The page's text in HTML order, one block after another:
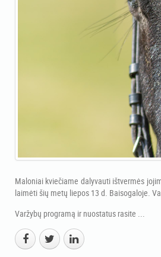
Maloniai kviečiame dalyvauti ištvermės
laimėti šių metų liepos 13 d. Baisogaloje.
Varžybų programą ir nuostatus rasite ...